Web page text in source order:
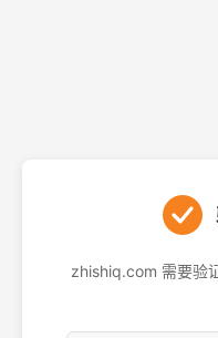
zhishiq.com 需要验